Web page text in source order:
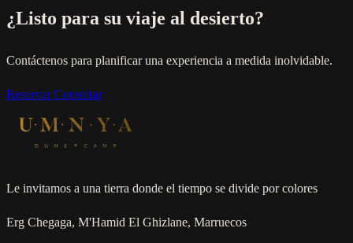
¿Listo para su viaje al desierto?
Contáctenos para planificar una experiencia a medida inolvidable.
ReservarConsultar
Le invitamos a una tierra donde el tiempo se divide por colores
Erg Chegaga, M'Hamid El Ghizlane, Marruecos